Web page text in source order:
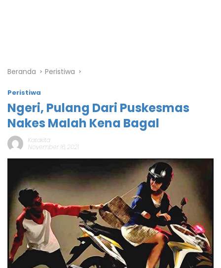
Beranda Peristiwa
Peristiwa
Ngeri, Pulang Dari Puskesmas
Nakes Malah Kena Bagal
Katakita
November 16, 2021